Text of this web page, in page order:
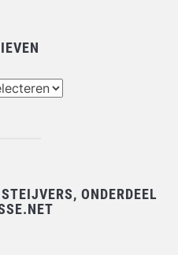
ONDERDEEL